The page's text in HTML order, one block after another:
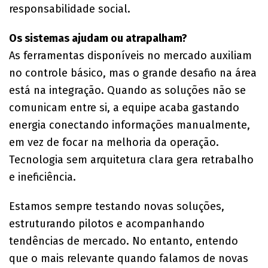
responsabilidade social.
Os sistemas ajudam ou atrapalham?
As ferramentas disponíveis no mercado auxiliam
no controle básico, mas o grande desafio na área
está na integração. Quando as soluções não se
comunicam entre si, a equipe acaba gastando
energia conectando informações manualmente,
em vez de focar na melhoria da operação.
Tecnologia sem arquitetura clara gera retrabalho
e ineficiência.
Estamos sempre testando novas soluções,
estruturando pilotos e acompanhando
tendências de mercado. No entanto, entendo
que o mais relevante quando falamos de novas